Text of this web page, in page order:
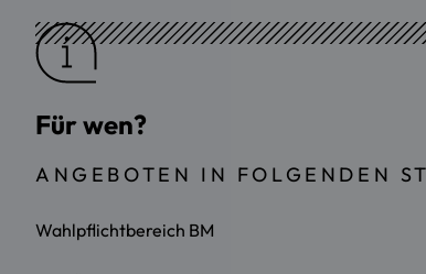
Für wen?
ANGEBOTEN IN FOLGENDEN
Wahlpflichtbereich BM